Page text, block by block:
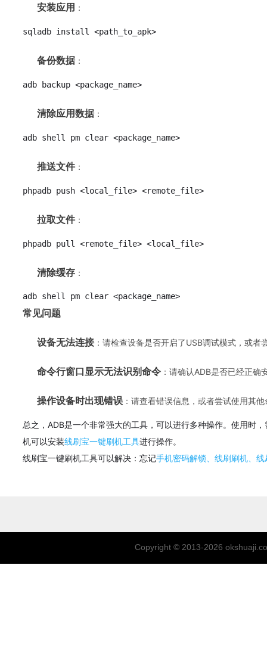
安装应用 ：
sqladb install <path_to_apk>
备份数据：
adb backup <package_name>
清除应用数据：
adb shell pm clear <package_name>
推送文件：
phpadb push <local_file> <remote_file>
拉取文件：
phpadb pull <remote_file> <local_file>
清除缓存：
adb shell pm clear <package_name>
常见问题
设备无法连接：请检查设备是否开启了USB调试模式，或者
命令行窗口显示无法识别命令：请确认ADB是否已经正确
操作设备时出现错误：请查看错误信息，或者尝试使用其
总之，ADB是一个非常强大的工具，可以进行多种操作。使用时
机可以安装线刷宝一键刷机工具进行操作。
线刷宝一键刷机工具可以解决：忘记手机密码解锁、线刷刷机、
Copyright © 2013-2026